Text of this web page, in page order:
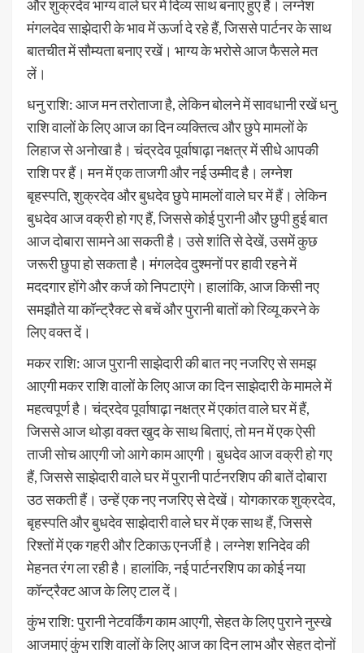
और शुक्रदेव भाग्य वाले घर में दिव्य साथ बनाए हुए हैं। लग्नेश
मंगलदेव साझेदारी के भाव में ऊर्जा दे रहे हैं, जिससे पार्टनर के साथ
बातचीत में सौम्यता बनाए रखें। भाग्य के भरोसे आज फैसले मत
लें।
धनु राशि: आज मन तरोताजा है, लेकिन बोलने में सावधानी रखें धनु
राशि वालों के लिए आज का दिन व्यक्तित्व और छुपे मामलों के
लिहाज से अनोखा है। चंद्रदेव पूर्वाषाढ़ा नक्षत्र में सीधे आपकी
राशि पर हैं। मन में एक ताजगी और नई उम्मीद है। लग्नेश
बृहस्पति, शुक्रदेव और बुधदेव छुपे मामलों वाले घर में हैं। लेकिन
बुधदेव आज वक्री हो गए हैं, जिससे कोई पुरानी और छुपी हुई बात
आज दोबारा सामने आ सकती है। उसे शांति से देखें, उसमें कुछ
जरूरी छुपा हो सकता है। मंगलदेव दुश्मनों पर हावी रहने में
मददगार होंगे और कर्ज को निपटाएंगे। हालांकि, आज किसी नए
समझौते या कॉन्ट्रैक्ट से बचें और पुरानी बातों को रिव्यू करने के
लिए वक्त दें।
मकर राशि: आज पुरानी साझेदारी की बात नए नजरिए से समझ
आएगी मकर राशि वालों के लिए आज का दिन साझेदारी के मामले में
महत्वपूर्ण है। चंद्रदेव पूर्वाषाढ़ा नक्षत्र में एकांत वाले घर में हैं,
जिससे आज थोड़ा वक्त खुद के साथ बिताएं, तो मन में एक ऐसी
ताजी सोच आएगी जो आगे काम आएगी। बुधदेव आज वक्री हो गए
हैं, जिससे साझेदारी वाले घर में पुरानी पार्टनरशिप की बातें दोबारा
उठ सकती हैं। उन्हें एक नए नजरिए से देखें। योगकारक शुक्रदेव,
बृहस्पति और बुधदेव साझेदारी वाले घर में एक साथ हैं, जिससे
रिश्तों में एक गहरी और टिकाऊ एनर्जी है। लग्नेश शनिदेव की
मेहनत रंग ला रही है। हालांकि, नई पार्टनरशिप का कोई नया
कॉन्ट्रैक्ट आज के लिए टाल दें।
कुंभ राशि: पुरानी नेटवर्किंग काम आएगी, सेहत के लिए पुराने नुस्खे
आजमाएं कुंभ राशि वालों के लिए आज का दिन लाभ और सेहत दोनों